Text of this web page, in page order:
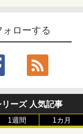
ォローする
ーズ 人気記事
1週間 1カ月